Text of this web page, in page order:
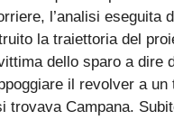
l’analisi eseguita
la traiettoria del
dello sparo a dire
il revolver a un
trovava Campana.